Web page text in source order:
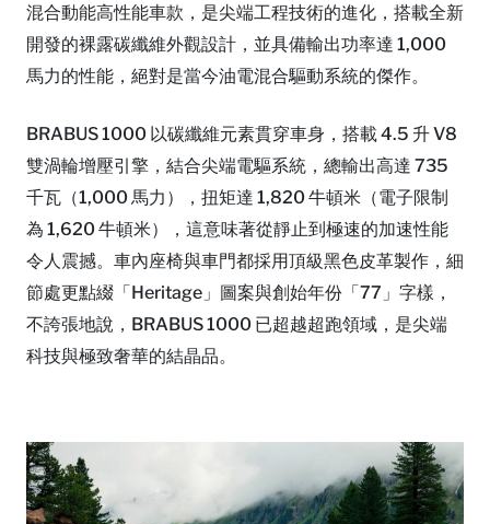
混合動能高性能車款，是尖端工程技術的進化，搭載全新
開發的裸露碳纖維外觀設計，並具備輸出功率達 1,000
馬力的性能，絕對是當今油電混合驅動系統的傑作。
BRABUS 1000 以碳纖維元素貫穿車身，搭載 4.5 升 V8
雙渦輪增壓引擎，結合尖端電驅系統，總輸出高達 735
千瓦（1,000 馬力），扭矩達 1,820 牛頓米（電子限制
為 1,620 牛頓米），這意味著從靜止到極速的加速性能
令人震撼。車內座椅與車門都採用頂級黑色皮革製作，細
節處更點綴「Heritage」圖案與創始年份「77」字樣，
不誇張地說，BRABUS 1000 已超越超跑領域，是尖端
科技與極致奢華的結晶品。